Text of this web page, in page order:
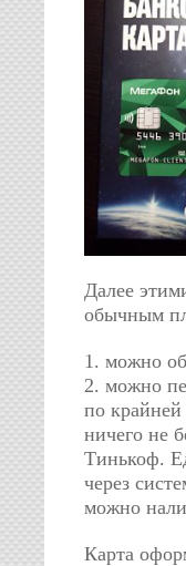
Далее
обычным
1. можно
2. можно
по
ничего не
Тинькоф.
через
можно
Карта